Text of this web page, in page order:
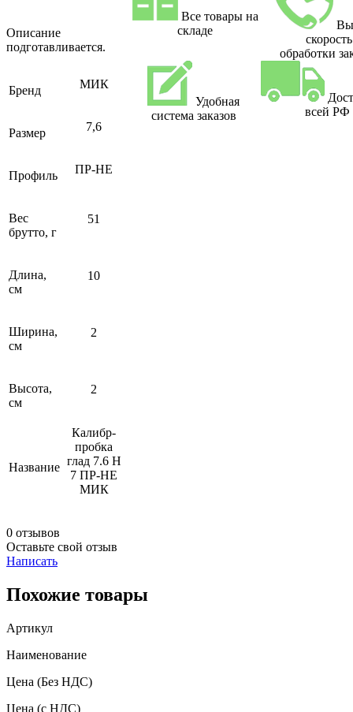
Описание
подготавливается.
Бренд МИК
Размер 7,6
Профиль ПР-НЕ
Вес
брутто, г
51
Длина,
см
10
Ширина,
см
2
Высота,
см
2
Название
Калибр-
пробка
глад 7.6 Н
7 ПР-НЕ
МИК
0 отзывов
Оставьте свой отзыв
Написать
Все товары на
складе
скорость
обработки
Удобная
система заказов
всей РФ
Похожие товары
Артикул
Наименование
Цена (Без НДС)
Цена (с НДС)